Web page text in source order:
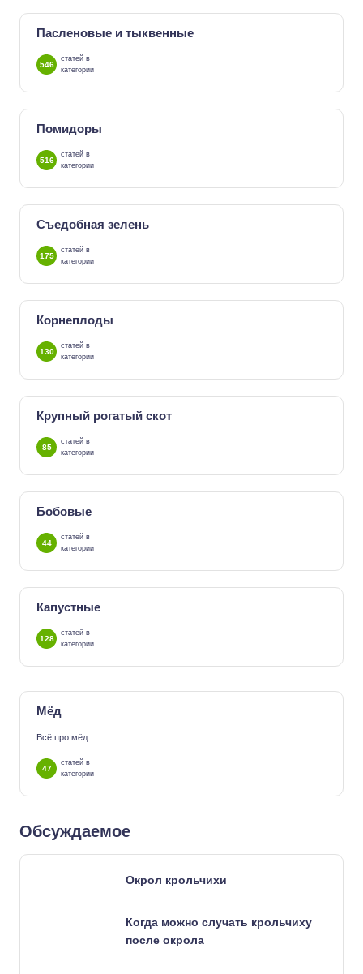
Пасленовые и тыквенные
546
статей в
категории
Помидоры
516
статей в
категории
Съедобная зелень
175
статей в
категории
Корнеплоды
130
статей в
категории
Крупный рогатый скот
85
статей в
категории
Бобовые
44
статей в
категории
Капустные
128
статей в
категории
Мёд
Всё про мёд
47
статей в
категории
Обсуждаемое
Окрол крольчихи
Когда можно случать крольчиху
после окрола